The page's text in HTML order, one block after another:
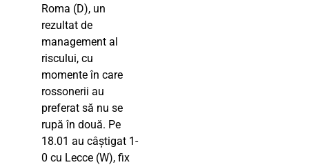
Roma (D), un
rezultat de
management al
riscului, cu
momente în care
rossonerii au
preferat să nu se
rupă în două. Pe
18.01 au câștigat 1-
0 cu Lecce (W), fix